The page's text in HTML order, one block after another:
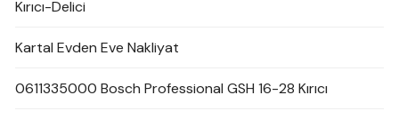
Kırıcı-Delici
Kartal Evden Eve Nakliyat
0611335000 Bosch Professional GSH 16-28 Kırıcı